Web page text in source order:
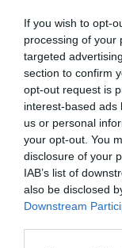
If you wish to opt-
processing of your
targeted
section to confirm
opt-out request is
interest-based ads
us or personal
your opt-out. You
disclosure of your
IAB’s list of
also be disclosed
Downstream
volna.
Vissza
A Liverpool folytatta
hiányzik Fabinho
győzelemmel
brazil kimaradt a
Cup-ban nem
szükséges rotálása
eredmények nem
Innentől óriási